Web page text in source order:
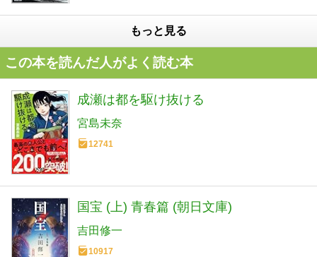
もっと見る
この本を読んだ人がよく読む本
成瀬は都を駆け抜ける
宮島未奈
12741
国宝 (上) 青春篇 (朝日文庫)
吉田修一
10917